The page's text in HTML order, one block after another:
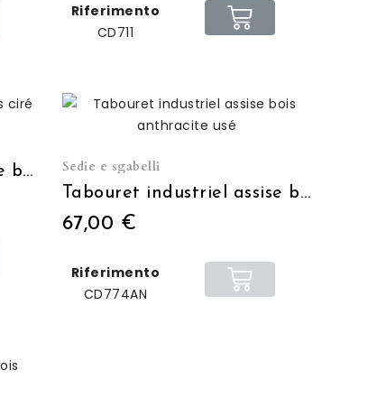
Riferimento
CD711
Tabouret industriel assise bois ciré Sedie e sgabelli
Tabouret industriel assise bois anthracite usé
67,00 €
Riferimento
CD774AN